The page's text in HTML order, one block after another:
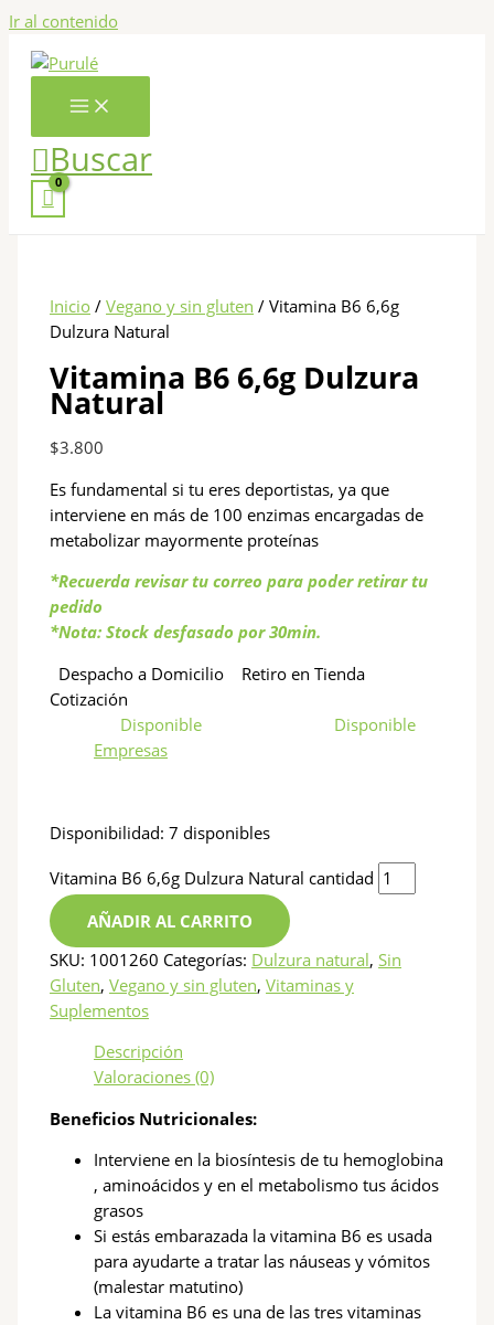
Ir al contenido
Buscar
Inicio /Vegano y sin gluten / Vitamina B6 6,6g
Dulzura Natural
Vitamina B6 6,6g Dulzura
Natural
$3.800
Es fundamental si tu eres deportistas, ya que
interviene en más de 100 enzimas encargadas de
metabolizar mayormente proteínas
*Recuerda revisar tu correo para poder retirar tu
pedido
*Nota: Stock desfasado por 30min.
Despacho a Domicilio
Retiro en Tienda
Cotización
Disponible
Disponible
Empresas
Disponibilidad: 7 disponibles
Vitamina B6 6,6g Dulzura Natural cantidad
AÑADIR AL CARRITO
SKU: 1001260 Categorías: Dulzura natural,Sin
Gluten,Vegano y sin gluten,Vitaminas y
Suplementos
Descripción
Valoraciones (0)
Beneficios Nutricionales:
Interviene en la biosíntesis de tu hemoglobina
, aminoácidos y en el metabolismo tus ácidos
grasos
Si estás embarazada la vitamina B6 es usada
para ayudarte a tratar las náuseas y vómitos
(malestar matutino)
La vitamina B6 es una de las tres vitaminas